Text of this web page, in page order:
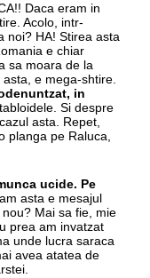
Daca eram in
Acolo, intr-
noi? HA! Stirea asta
e chiar
sa moara de la
e mega-shtire.
in
Si despre
asta. Repet,
planga pe Raluca,
ucide. Pe
asta e mesajul
Mai sa fie, mie
prea am invatzat
unde lucra saraca
avea atatea de